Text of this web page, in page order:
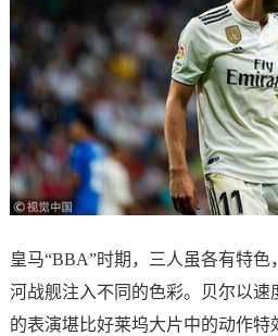
皇马“BBA”时期，三人虽各有特
河战舰注入不同的色彩。贝尔以速
的表演堪比好莱坞大片中的动作特